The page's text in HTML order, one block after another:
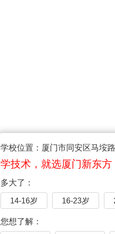
学校位置：厦门市同安区马垵
学技术，就选厦门新东方
多大了：
14-16岁 16-23岁
您想了解：